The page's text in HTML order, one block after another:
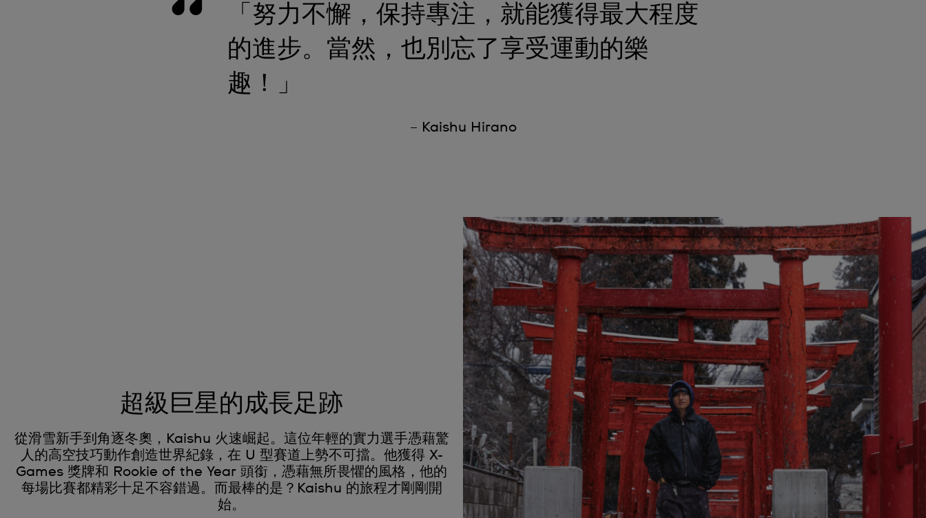
「努力不懈，保持專注，就能獲得最大程度
的進步。當然，也別忘了享受運動的樂
趣！」
– Kaishu Hirano
超級巨星的成長足跡
從滑雪新手到角逐冬奧，Kaishu 火速崛起。這位年輕的實力選手憑藉驚
人的高空技巧動作創造世界紀錄，在 U 型賽道上勢不可擋。他獲得 X-
Games 獎牌和 Rookie of the Year 頭銜，憑藉無所畏懼的風格，他的
每場比賽都精彩十足不容錯過。而最棒的是？Kaishu 的旅程才剛剛開
始。